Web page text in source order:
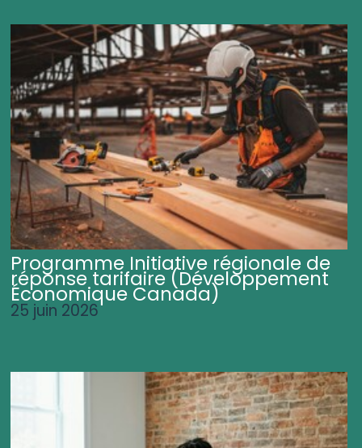
Programme Initiative régionale de
réponse tarifaire (Développement
Économique Canada)
25 juin 2026